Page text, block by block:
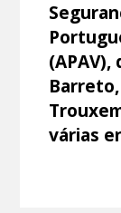
(APAV),
várias